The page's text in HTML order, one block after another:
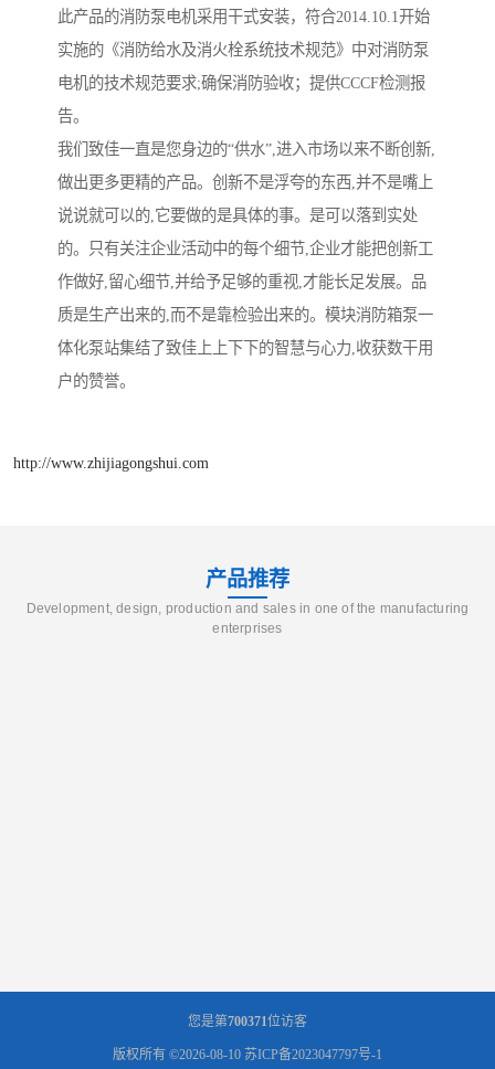
此产品的消防泵电机采用干式安装，符合2014.10.1开始
实施的《消防给水及消火栓系统技术规范》中对消防泵
电机的技术规范要求;确保消防验收；提供CCCF检测报
告。
我们致佳一直是您身边的“供水”,进入市场以来不断创新,
做出更多更精的产品。创新不是浮夸的东西,并不是嘴上
说说就可以的,它要做的是具体的事。是可以落到实处
的。只有关注企业活动中的每个细节,企业才能把创新工
作做好,留心细节,并给予足够的重视,才能长足发展。品
质是生产出来的,而不是靠检验出来的。模块消防箱泵一
体化泵站集结了致佳上上下下的智慧与心力,收获数干用
户的赞誉。
http://www.zhijiagongshui.com
产品推荐
Development, design, production and sales in one of the manufacturing
enterprises
您是第700371位访客
版权所有 ©2026-08-10 苏ICP备2023047797号-1